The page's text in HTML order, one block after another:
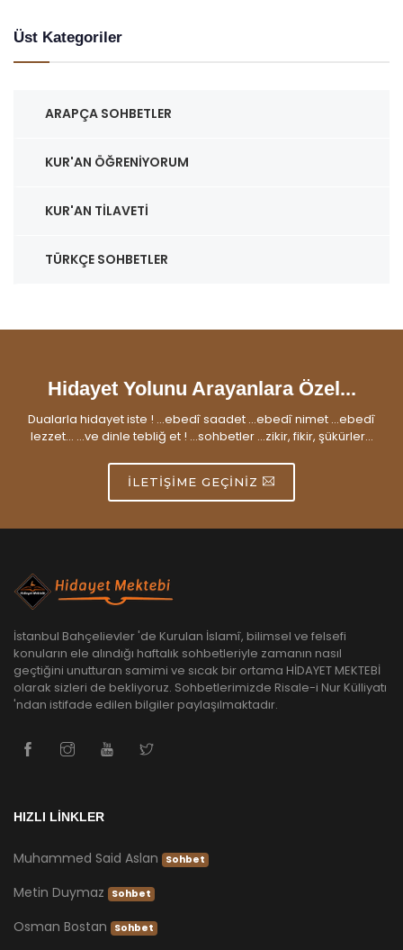
Üst Kategoriler
ARAPÇA SOHBETLER
KUR'AN ÖĞRENIYORUM
KUR'AN TILAVETI
TÜRKÇE SOHBETLER
Hidayet Yolunu Arayanlara Özel...
Dualarla hidayet iste ! ...ebedî saadet ...ebedî nimet ...ebedî
lezzet... ...ve dinle tebliğ et ! ...sohbetler ...zikir, fikir, şükürler...
İLETIŞIME GEÇINIZ
İstanbul Bahçelievler 'de Kurulan İslamî, bilimsel ve felsefi
konuların ele alındığı haftalık sohbetleriyle zamanın nasıl
geçtiğini unutturan samimi ve sıcak bir ortama HİDAYET MEKTEBİ
olarak sizleri de bekliyoruz. Sohbetlerimizde Risale-i Nur Külliyatı
'ndan istifade edilen bilgiler paylaşılmaktadır.
HIZLI LİNKLER
Muhammed Said Aslan Sohbet
Metin Duymaz Sohbet
Osman Bostan Sohbet